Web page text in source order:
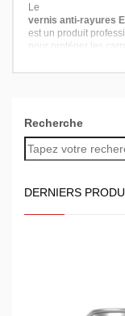
Le
vernis anti-rayures
est un produit
pour protéger les
Recherche
DERNIERS